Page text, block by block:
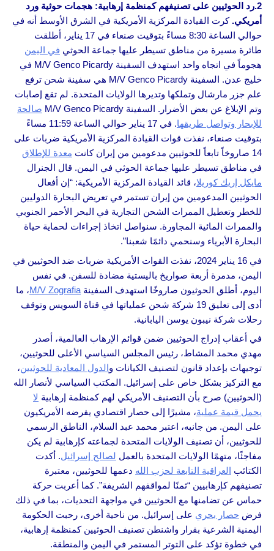
2.رد الحوثيين على تصنيفهم كمنظمة إرهابية: هجمات حوثية ورد
أمريكي.كرت القيادة المركزية الأمريكية في الشرق الأوسط أنه في
حوالي الساعة 8:30 مساءً بتوقيت صنعاء في 17 يناير، أطلقت
طائرة مسيرة من مناطق تسيطر عليها جماعة الحوثي في اليمن
هجوماً في اتجاه واحد استهدف السفينة M/V Genco Picardy في
خليج عدن. السفينة M/V Genco Picardy هي سفينة شحن ترفع
علم جزر مارشال وتملكها وتديرها الولايات المتحدة. لم تقع إصابات
وتم الإبلاغ عن بعض الأضرار. السفينة M/V Genco Picardy
صالحة
للإبحار وتواصل طريقها
. في 17 يناير حوالي الساعة 11:59 مساءً
بتوقيت صنعاء، نفذت قوات القيادة المركزية الأمريكية ضربات على
14 صاروخاً تابعاً للحوثيين مدعومين من إيران كانت
معدة للإطلاق
في مناطق تسيطر عليها جماعة الحوثي في اليمن. قال الجنرال
مايكل إريك كوريلا، قائد القيادة المركزية الأمريكية: “إن أفعال
الحوثيين المدعومين من إيران تستمر في تعريض البحارة الدوليين
للخطر وتعطيل الممرات الشحن التجارية في البحر الأحمر الجنوبي
والممرات المائية المجاورة. سنواصل اتخاذ إجراءات لحماية حياة
البحارة الأبرياء وسنحمي دائمًا شعبنا”.
في 16 يناير 2024، نفذت القوات الأمريكية ضربات ضد الحوثيين في
اليمن، مدمرة أربعة صواريخ باليستية مضادة للسفن. في نفس
اليوم، أطلق الحوثيون صاروخًا استهدف السفينة M/V Zografia، ما
أدى إلى تعليق 19 شركة شحن عملياتها في قناة السويس وتوقف
رحلات شركة نيبون يوسن اليابانية.
في أعقاب إدراج الحوثيين ضمن قوائم الإرهاب العالمية، أصدر
مهدي محمد المشاط، رئيس المجلس السياسي الأعلى للحوثيين،
توجيهات بإعداد قانون لتصنيف الكيانات والدول المعادية للحوثيين،
مع التركيز بشكل خاص على إسرائيل. المكتب السياسي لأنصار الله
(الحوثيين) صرح بأن التصنيف الأمريكي لهم كمنظمة إرهابية لا
يحمل قيمة عملية، مشيرًا إلى حصار اقتصادي يفرضه الأمريكيون
على اليمن. من جانبه، اعتبر محمد عبد السلام، الناطق الرسمي
للحوثيين، أن تصنيف الولايات المتحدة لجماعته كإرهابية لم يكن
مفاجئًا، متهمًا الولايات المتحدة بالعمل لصالح إسرائيل. أكدت
الكتائب العراقية التابعة لحزب الله دعمها للحوثيين، معتبرة
تصنيفهم كإرهابيين “ثمنًا لمواقفهم الشريفة”. كما أعربت حركة
حماس عن تضامنها مع الحوثيين في مواجهة التحديات، بما في ذلك
فرض حصار بحري على إسرائيل. من ناحية أخرى، رحبت الحكومة
اليمنية الشرعية بقرار واشنطن تصنيف الحوثيين كمنظمة إرهابية،
في خطوة تؤكد على التوتر المستمر في اليمن والمنطقة.